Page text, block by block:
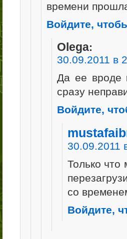
времени
Войдите,
Olega:
30.09.2011 в
Да ее вроде
сразу
Войдите,
30.09.2011
Только что
со
Войдите,